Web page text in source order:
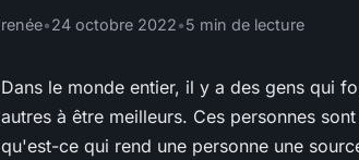
renée•24 octobre 2022•5 min de lecture
Dans le monde entier, il y a des gens qui
autres à être meilleurs. Ces personnes
qu'est-ce qui rend une personne une